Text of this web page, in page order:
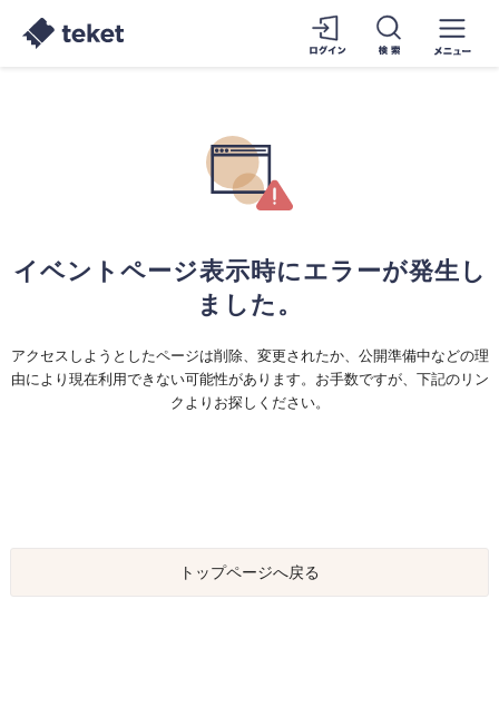
イベントページ表示時にエラーが発生し
ました。
アクセスしようとしたページは削除、変更されたか、公開準備中などの理
由により現在利用できない可能性があります。お手数ですが、下記のリン
クよりお探しください。
トップページへ戻る